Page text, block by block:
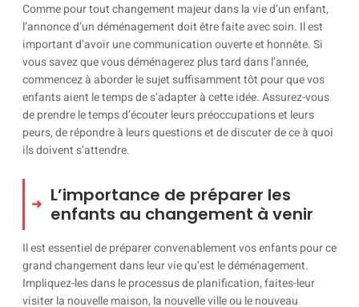
Comme pour tout changement majeur dans la vie d’un enfant,
l’annonce d’un déménagement doit être faite avec soin. Il est
important d’avoir une communication ouverte et honnête. Si
vous savez que vous déménagerez plus tard dans l’année,
commencez à aborder le sujet suffisamment tôt pour que vos
enfants aient le temps de s’adapter à cette idée. Assurez-vous
de prendre le temps d’écouter leurs préoccupations et leurs
peurs, de répondre à leurs questions et de discuter de ce à quoi
ils doivent s’attendre.
L’importance de préparer les
enfants au changement à venir
Il est essentiel de préparer convenablement vos enfants pour ce
grand changement dans leur vie qu’est le déménagement.
Impliquez-les dans le processus de planification, faites-leur
visiter la nouvelle maison, la nouvelle ville ou le nouveau